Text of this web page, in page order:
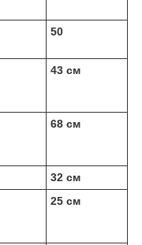
50
43 см
68 см
32 см
25 см